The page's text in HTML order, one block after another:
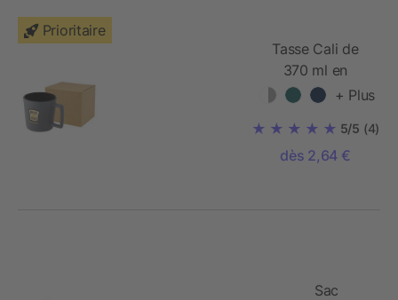
Prioritaire
Tasse Cali de
370 ml en
céramique avec
+ Plus
5/5 (4)
dès 2,64 €
Sac